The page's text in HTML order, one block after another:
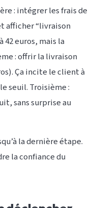
: intégrer les frais de
afficher “livraison
42 euros, mais la
: offrir la livraison
Ça incite le client à
seuil. Troisième :
sans surprise au
la dernière étape.
la confiance du